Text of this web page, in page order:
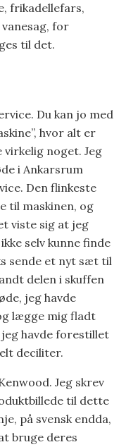
frikadellefars,
for
til det.
Du kan jo med
hvor alt er
noget. Jeg
i Ankarsrum
Den flinkeste
til maskinen, og
viste sig at jeg
selv kunne finde
sende et nyt sæt til
delen i skuffen
jeg havde
lægge mig fladt
havde forestillet
deciliter.
Jeg skrev
til dette
på svensk endda,
bruge deres